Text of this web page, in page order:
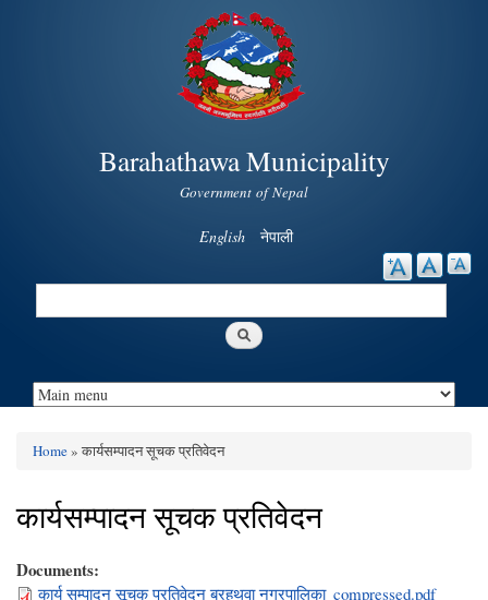
Skip to
main
content
Barahathawa Municipality
Government of Nepal
English नेपाली
Search
Home» कार्यसम्पादन सूचक प्रतिवेदन
कार्यसम्पादन सूचक प्रतिवेदन
Documents:
कार्य सम्पादन सूचक प्रतिवेदन बरहथवा नगरपालिका_compressed.pdf